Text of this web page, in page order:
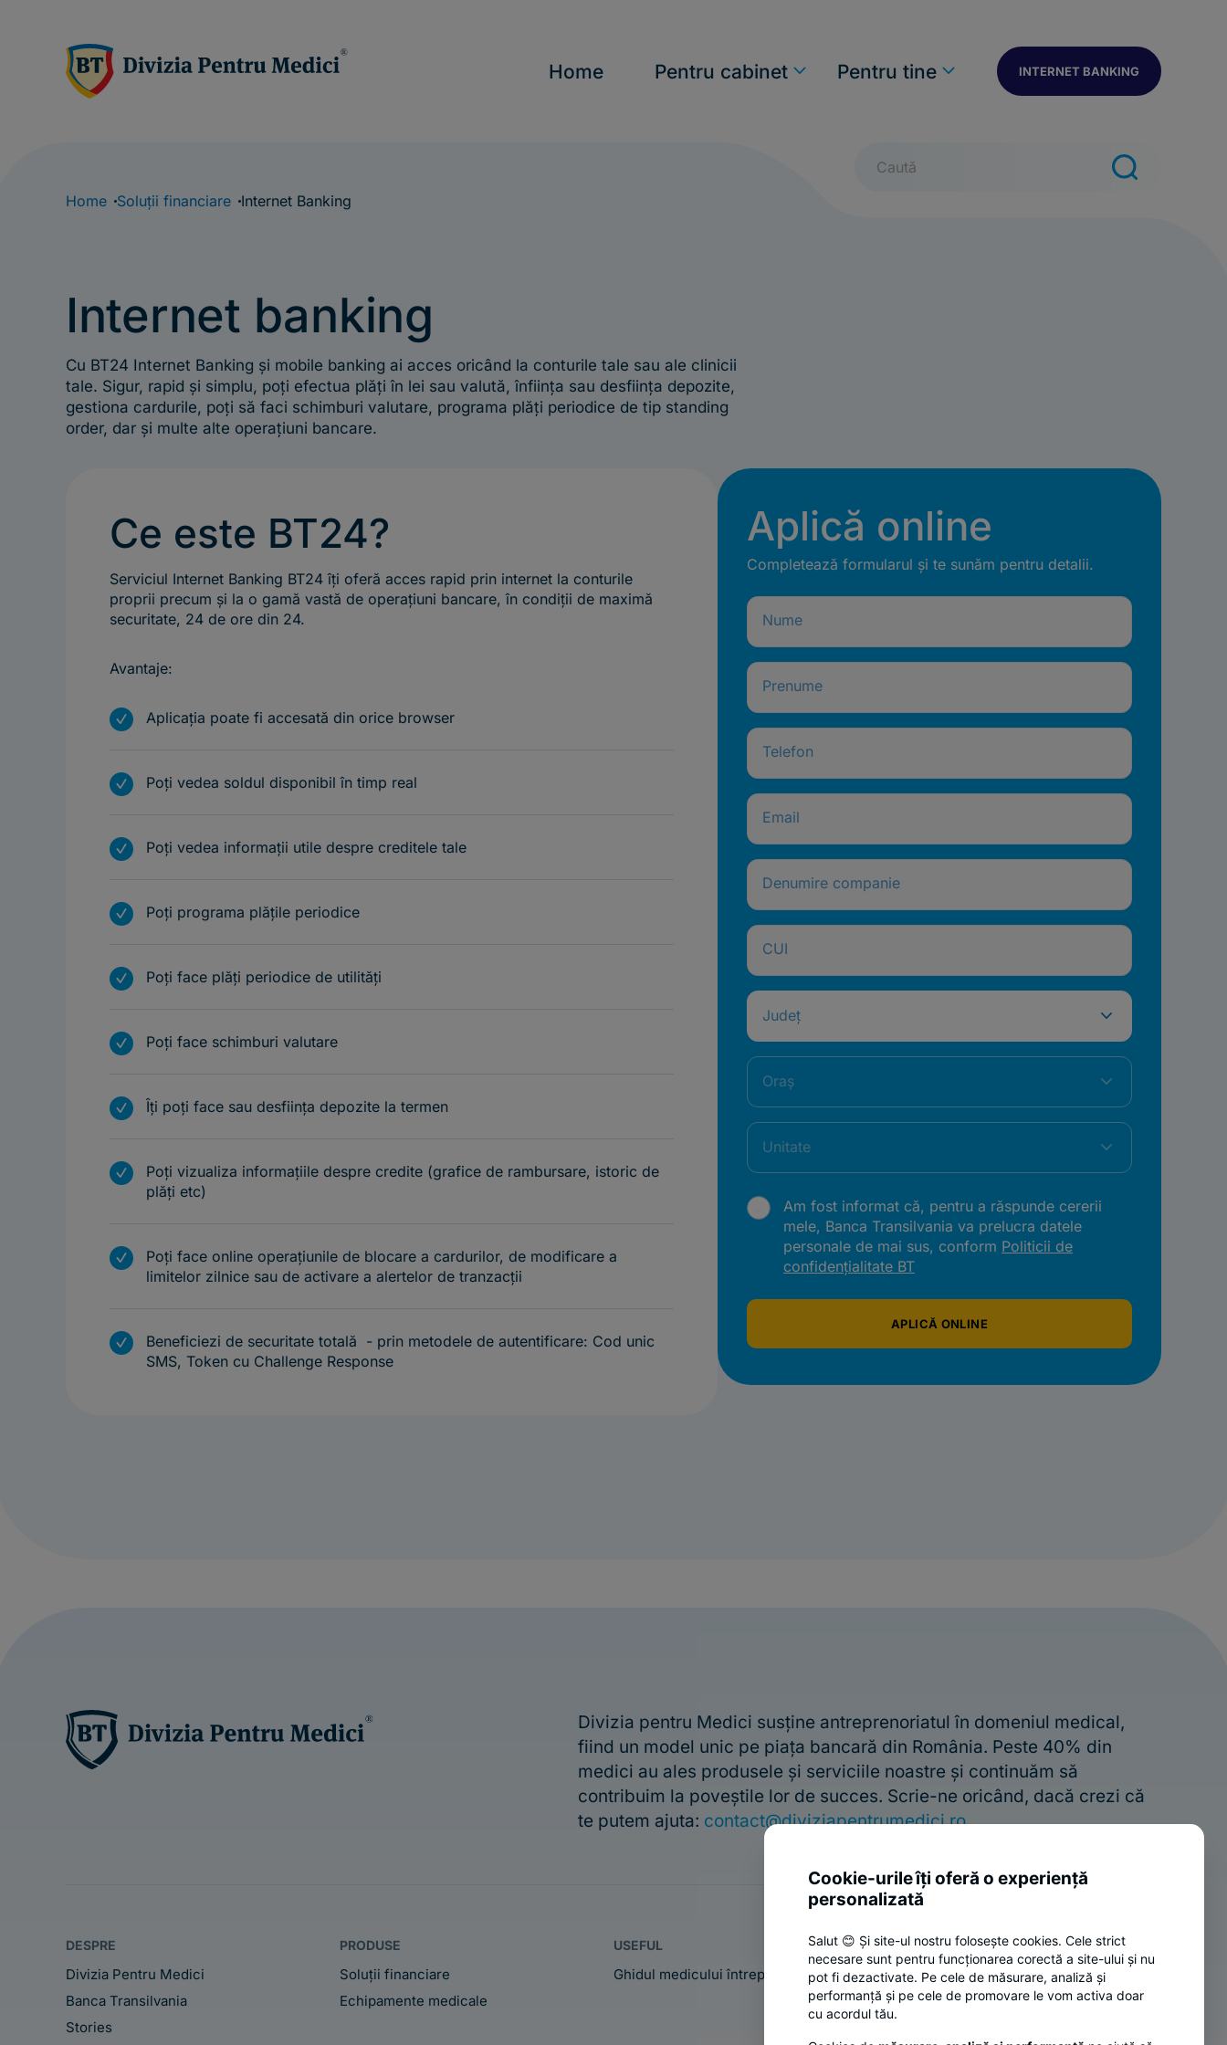
Home Pentru cabinet n Pentru tine n INTERNET BANKING
Home Soluții financiare Internet Banking
Caută
Internet banking
Cu BT24 Internet Banking și mobile banking ai acces oricând la conturile tale sau ale clinicii
tale. Sigur, rapid și simplu, poți efectua plăți în lei sau valută, înființa sau desființa depozite,
gestiona cardurile, poți să faci schimburi valutare, programa plăți periodice de tip standing
order, dar și multe alte operațiuni bancare.
Ce este BT24?
Serviciul Internet Banking BT24 îți oferă acces rapid prin internet la conturile
proprii precum și la o gamă vastă de operațiuni bancare, în condiții de maximă
securitate, 24 de ore din 24.
Avantaje:
m Aplicația poate fi accesată din orice browser
m Poți vedea soldul disponibil în timp real
m Poți vedea informații utile despre creditele tale
m Poți programa plățile periodice
m Poți face plăți periodice de utilități
m Poți face schimburi valutare
m Îți poți face sau desființa depozite la termen
m
Poți vizualiza informațiile despre credite (grafice de rambursare, istoric de
plăți etc)
m
Poți face online operațiunile de blocare a cardurilor, de modificare a
limitelor zilnice sau de activare a alertelor de tranzacții
m
Beneficiezi de securitate totală - prin metodele de autentificare: Cod unic
SMS, Token cu Challenge Response
Aplică online
Completează formularul și te sunăm pentru detalii.
Nume
Prenume
Telefon
Email
Denumire companie
CUI
Județ
Oraș
Unitate
Am fost informat că, pentru a răspunde cererii
mele, Banca Transilvania va prelucra datele
personale de mai sus, conform Politicii de
confidențialitate BT
APLICĂ ONLINE
Divizia pentru Medici susține antreprenoriatul în domeniul medical,
fiind un model unic pe piața bancară din România. Peste 40% din
medici au ales produsele și serviciile noastre și continuăm să
contribuim la poveștile lor de succes. Scrie-ne oricând, dacă crezi că
te putem ajuta: contact@diviziapentrumedici.ro
DESPRE
Divizia Pentru Medici
Banca Transilvania
Stories
PRODUSE
Soluții financiare
Echipamente medicale
USEFUL
Ghidul medicului întreprinzător
CONTACT
0264 308 028
Scrie-ne oricând la:
contact@diviziapentrumedici.ro
Cookie-urile îți oferă o experiență
personalizată
Salut 😊 Și site-ul nostru folosește cookies. Cele strict
necesare sunt pentru funcționarea corectă a site-ului și nu
pot fi dezactivate. Pe cele de măsurare, analiză și
performanță și pe cele de promovare le vom activa doar
cu acordul tău.